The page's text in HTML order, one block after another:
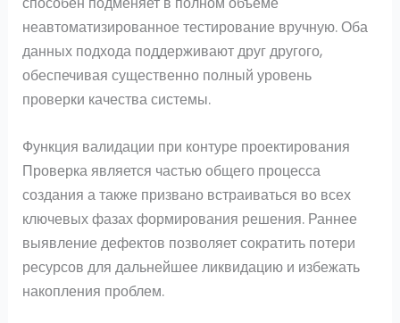
неавтоматизированное тестирование вручную. Оба
данных подхода поддерживают друг другого,
обеспечивая существенно полный уровень
проверки качества системы.
Функция валидации при контуре проектирования
Проверка является частью общего процесса
создания а также призвано встраиваться во всех
ключевых фазах формирования решения. Раннее
выявление дефектов позволяет сократить потери
ресурсов для дальнейшее ликвидацию и избежать
накопления проблем.